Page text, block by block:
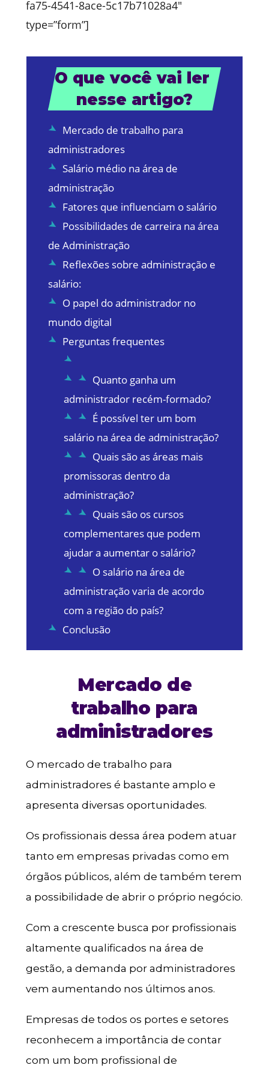
fa75-4541-8ace-5c17b71028a4″
type=”form”]
O que você vai ler
nesse artigo?
Mercado de trabalho para
administradores
Salário médio na área de
administração
Fatores que influenciam o salário
Possibilidades de carreira na área
de Administração
Reflexões sobre administração e
salário:
O papel do administrador no
mundo digital
Perguntas frequentes
Quanto ganha um
administrador recém-formado?
É possível ter um bom
salário na área de administração?
Quais são as áreas mais
promissoras dentro da
administração?
Quais são os cursos
complementares que podem
ajudar a aumentar o salário?
O salário na área de
administração varia de acordo
com a região do país?
Conclusão
Mercado de
trabalho para
administradores
O mercado de trabalho para
administradores é bastante amplo e
apresenta diversas oportunidades.
Os profissionais dessa área podem atuar
tanto em empresas privadas como em
órgãos públicos, além de também terem
a possibilidade de abrir o próprio negócio.
Com a crescente busca por profissionais
altamente qualificados na área de
gestão, a demanda por administradores
vem aumentando nos últimos anos.
Empresas de todos os portes e setores
reconhecem a importância de contar
com um bom profissional de